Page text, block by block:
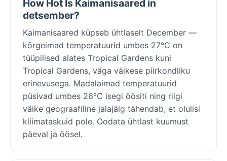
How Hot Is Kaimanisaared in
detsember?
Kaimanisaared küpseb ühtlaselt December —
kõrgeimad temperatuurid umbes 27°C on
tüüpilised alates Tropical Gardens kuni
Tropical Gardens, väga väikese piirkondliku
erinevusega. Madalaimad temperatuurid
püsivad umbes 26°C isegi öösiti ning riigi
väike geograafiline jalajälg tähendab, et olulisi
kliimataskuid pole. Oodata ühtlast kuumust
päeval ja öösel.